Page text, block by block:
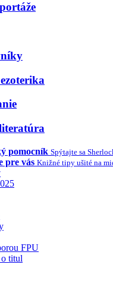
pomocník Spýtajte sa
pre vás Knižné tipy ušité na
FPU
titul